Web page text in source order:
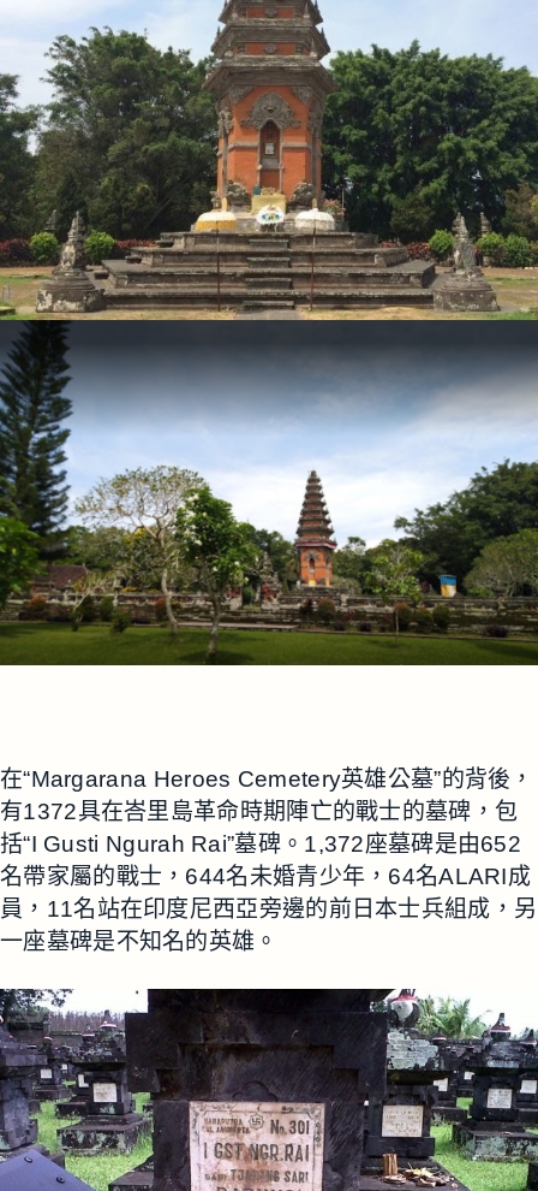
在“Margarana Heroes Cemetery英雄公墓”的背後，
有1372具在峇里島革命時期陣亡的戰士的墓碑，包
括“I Gusti Ngurah Rai”墓碑。1,372座墓碑是由652
名帶家屬的戰士，644名未婚青少年，64名ALARI成
員，11名站在印度尼西亞旁邊的前日本士兵組成，另
一座墓碑是不知名的英雄。